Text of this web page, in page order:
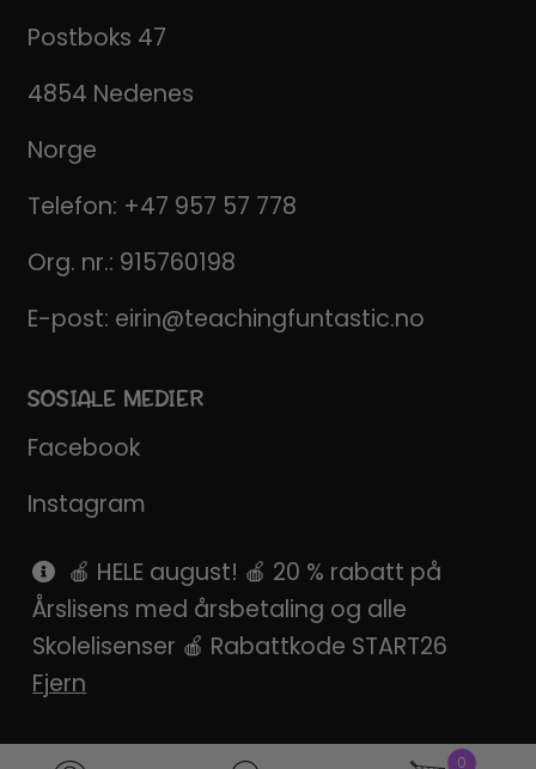
Postboks 47
4854 Nedenes
Norge
Telefon: +47 957 57 778
Org. nr.: 915760198
E-post: eirin@teachingfuntastic.no
SOSIALE MEDIER
Facebook
Instagram
Pinterest
SnapChat
0
🍎 HELE august! 🍎 20 % rabatt på
Årslisens med årsbetaling og alle
Skolelisenser 🍎 Rabattkode START26
Fjern